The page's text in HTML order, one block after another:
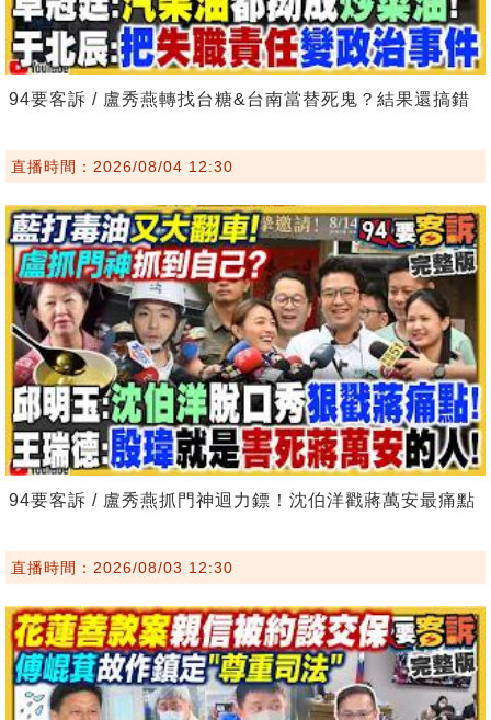
94要客訴 / 盧秀燕轉找台糖&台南當替死鬼？結果還搞錯
直播時間：2026/08/04 12:30
94要客訴 / 盧秀燕抓門神迴力鏢！沈伯洋戳蔣萬安最痛點
直播時間：2026/08/03 12:30